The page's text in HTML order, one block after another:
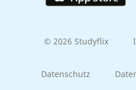
© 2026 Studyflix
Datenschutz